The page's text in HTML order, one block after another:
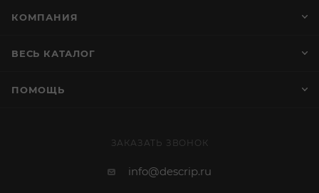
КОМПАНИЯ
ВЕСЬ КАТАЛОГ
ПОМОЩЬ
ЗАКАЗАТЬ ЗВОНОК
info@descrip.ru